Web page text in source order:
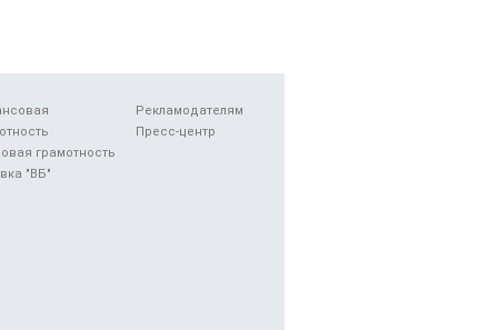
грамотность
"ВБ"
Рекламодателям
Пресс-центр